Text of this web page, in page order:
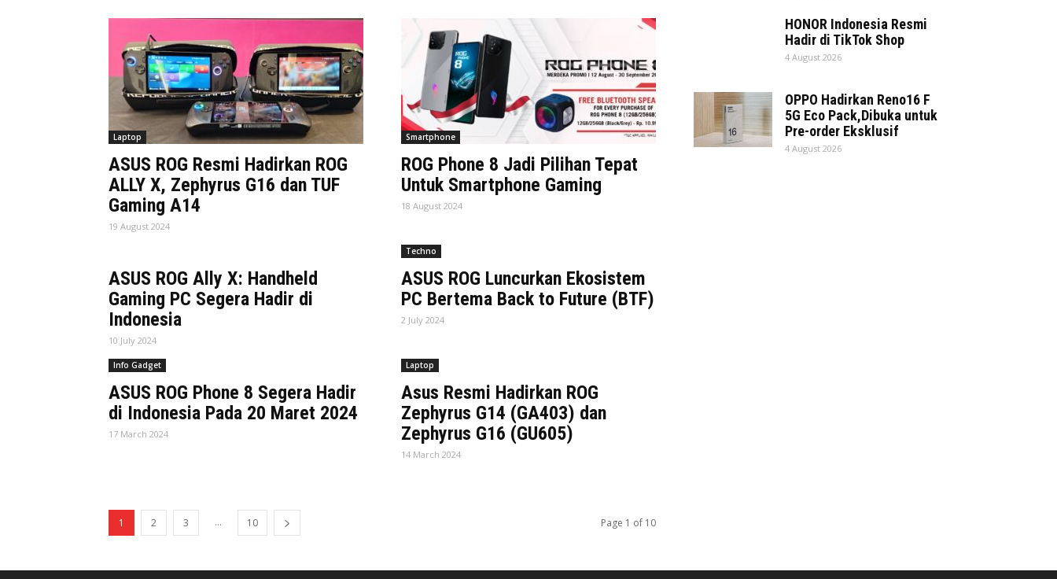
Laptop
ASUS ROG Resmi Hadirkan ROG
ALLY X, Zephyrus G16 dan TUF
Gaming A14
19 August 2024
Smartphone
ROG Phone 8 Jadi Pilihan Tepat
Untuk Smartphone Gaming
18 August 2024
ASUS ROG Ally X: Handheld
Gaming PC Segera Hadir di
Indonesia
10 July 2024
Techno
ASUS ROG Luncurkan Ekosistem
PC Bertema Back to Future (BTF)
2 July 2024
Info Gadget
ASUS ROG Phone 8 Segera Hadir
di Indonesia Pada 20 Maret 2024
17 March 2024
Laptop
Asus Resmi Hadirkan ROG
Zephyrus G14 (GA403) dan
Zephyrus G16 (GU605)
14 March 2024
1 2 3 ... 10 Page 1 of 10
HONOR Indonesia Resmi
Hadir di TikTok Shop
4 August 2026
OPPO Hadirkan Reno16 F
5G Eco Pack,Dibuka untuk
Pre-order Eksklusif
4 August 2026